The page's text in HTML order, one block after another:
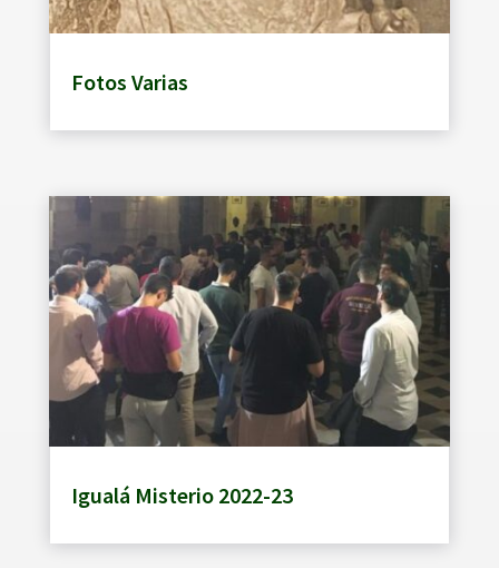
Fotos Varias
Igualá Misterio 2022-23